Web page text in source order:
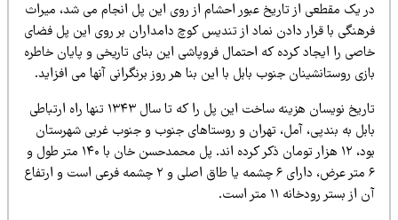
یک مقطعی از تاریخ عبور احشام از روی این پل انجام می شد، میراث
با قرار دادن نماد از تندیس کوچ دامداران بر روی این پل فضای
را ایجاد کرده که احتمال فروپاشی این بنای تاریخی و پایان خاطره
روستانشینان جنوب بابل با این بنا هر روز برنگرانی آنها می افزاید.
تاریخ نویسان هزینه ساخت این پل را که تا سال ۱۳۴۳ تنها راه ارتباطی
به بندپی، آمل، تهران و روستاهای جنوب و جنوب غربی شهرستان
بود، ۱۲ هزار تومان ذکر کرده اند. پل محمدحسن خان با ۱۴۰ متر طول و
۶ متر عرض، دارای ۶ چشمه یا طاق اصلی و ۲ چشمه فرعی است و ارتفاع
از بستر رودخانه ۱۱ متر است.